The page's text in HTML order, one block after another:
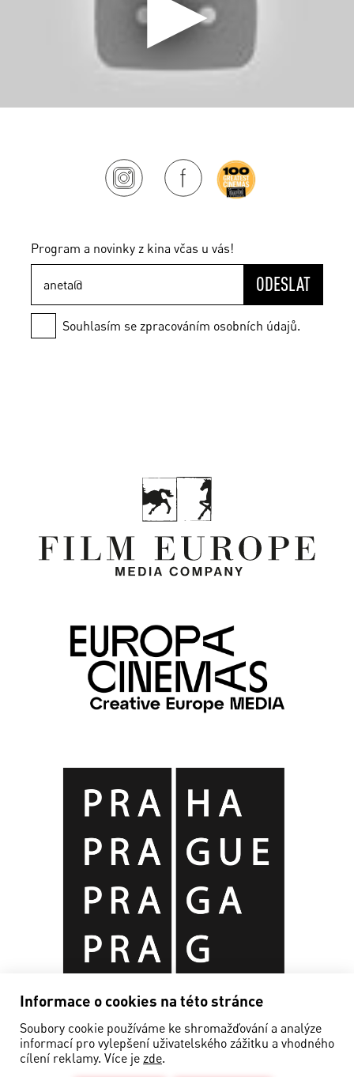
Program a novinky z kina včas u vás!
ODESLAT
Souhlasím se zpracováním osobních údajů.
Informace o cookies na této stránce
Soubory cookie používáme ke shromažďování a analýze
informací pro vylepšení uživatelského zážitku a vhodného
cílení reklamy. Více je zde.